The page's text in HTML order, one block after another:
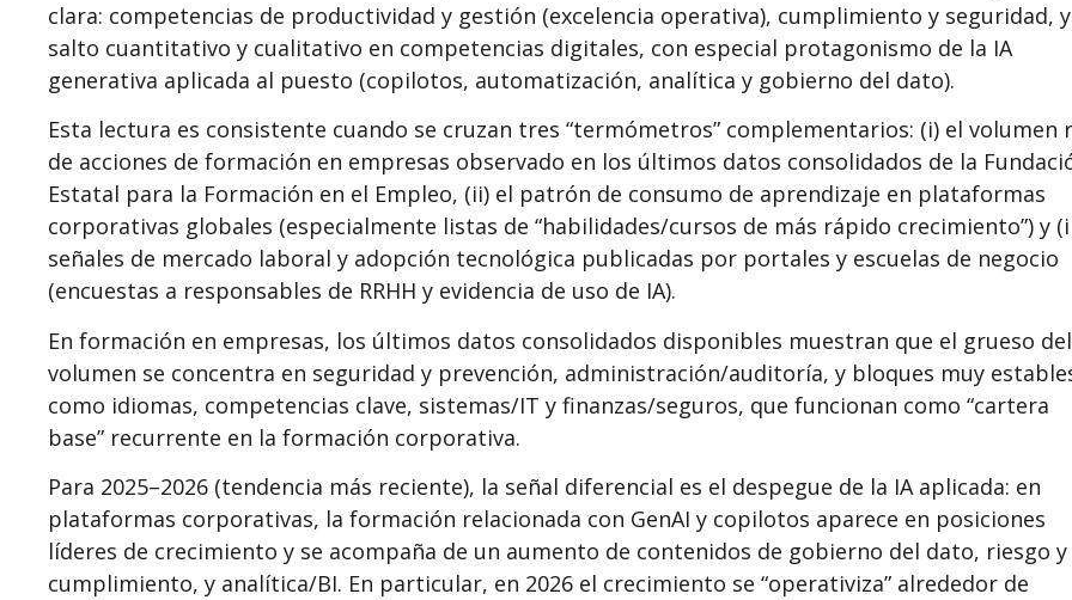
clara: competencias de productividad y gestión (excelencia operativa), cumplimiento y seguridad,
salto cuantitativo y cualitativo en competencias digitales, con especial protagonismo de la IA
generativa aplicada al puesto (copilotos, automatización, analítica y gobierno del dato).
Esta lectura es consistente cuando se cruzan tres “termómetros” complementarios: (i) el volumen
de acciones de formación en empresas observado en los últimos datos consolidados de la
Estatal para la Formación en el Empleo, (ii) el patrón de consumo de aprendizaje en plataformas
corporativas globales (especialmente listas de “habilidades/cursos de más rápido crecimiento”) y
señales de mercado laboral y adopción tecnológica publicadas por portales y escuelas de negocio
(encuestas a responsables de RRHH y evidencia de uso de IA).
En formación en empresas, los últimos datos consolidados disponibles muestran que el grueso del
volumen se concentra en seguridad y prevención, administración/auditoría, y bloques muy
como idiomas, competencias clave, sistemas/IT y finanzas/seguros, que funcionan como “cartera
base” recurrente en la formación corporativa.
Para 2025–2026 (tendencia más reciente), la señal diferencial es el despegue de la IA aplicada: en
plataformas corporativas, la formación relacionada con GenAI y copilotos aparece en posiciones
líderes de crecimiento y se acompaña de un aumento de contenidos de gobierno del dato, riesgo y
cumplimiento, y analítica/BI. En particular, en 2026 el crecimiento se “operativiza” alrededor de